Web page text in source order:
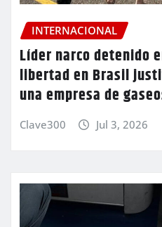
INTERNACIONAL
Líder narco detenido
libertad en Brasil
una empresa de
Clave300 Jul 3, 2026